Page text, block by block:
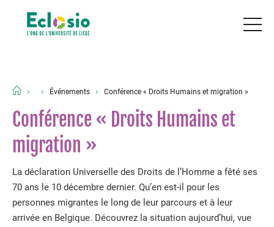
Événements Conférence « Droits Humains et migration »
Conférence « Droits Humains et
migration »
La déclaration Universelle des Droits de l’Homme a fêté ses
70 ans le 10 décembre dernier. Qu’en est-il pour les
personnes migrantes le long de leur parcours et à leur
arrivée en Belgique. Découvrez la situation aujourd’hui, vue